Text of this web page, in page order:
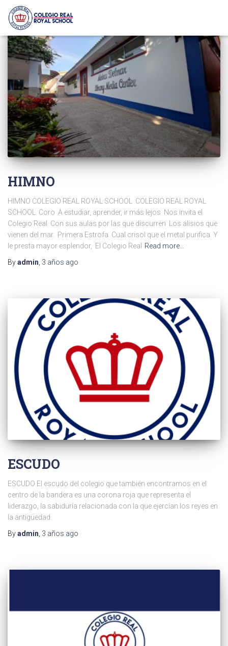
HIMNO
HIMNO COLEGIO REAL ROYAL SCHOOL COLEGIO REAL ROYAL
SCHOOL Coro A estudiar, aprender, ir más lejos Nos invita el
Colegio Real Con sus aulas por las que discurren Los alisios que
vienen del mar. Primera Estrofa Cual crisol que el metal purifica Y
le presta mayor esplendor, El Colegio Real
Read more…
Byadmin 3 años ago
ESCUDO
ESCUDO El escudo del colegio que también encontramos en el
centro de la bandera es una corona roja que representa el
liderazgo, la sabiduría relacionada con la que ejercían los reyes en
la antigüedad.
Byadmin, 3 años ago